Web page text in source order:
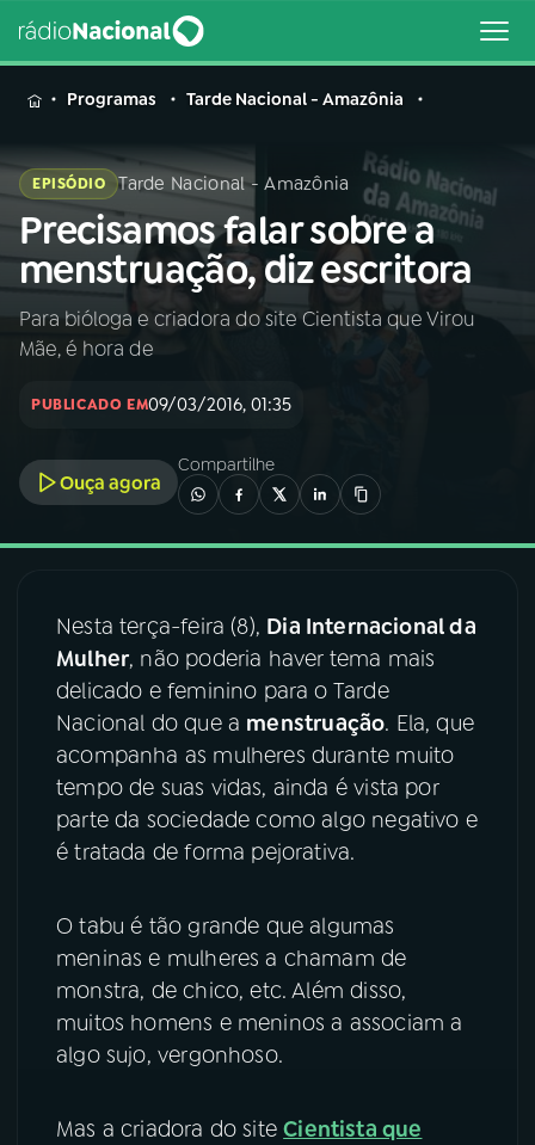
MENU
Buscar
na
Rádio
Nacional
Buscar
04PROGRAMAS
05PODCASTS
06VIDEOCASTS
08FESTIVAL DE MÚSICA
ACOMPANHE A RÁDIO NACIONAL
Programas Tarde Nacional - Amazônia
EPISÓDIO Tarde Nacional - Amazônia
Precisamos falar sobre a
menstruação, diz escritora
Para bióloga e criadora do site Cientista que Virou
Mãe, é hora de
PUBLICADO EM09/03/2016, 01:35
Ouça agora
Compartilhe
Nesta terça-feira (8), Dia Internacional da
Mulher, não poderia haver tema mais
delicado e feminino para o Tarde
Nacional do que a menstruação. Ela, que
acompanha as mulheres durante muito
tempo de suas vidas, ainda é vista por
parte da sociedade como algo negativo e
é tratada de forma pejorativa.
O tabu é tão grande que algumas
meninas e mulheres a chamam de
monstra, de chico, etc. Além disso,
muitos homens e meninos a associam a
algo sujo, vergonhoso.
Mas a criadora do siteCientista que